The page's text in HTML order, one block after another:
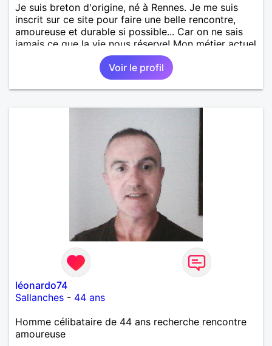
Je suis breton d'origine, né à Rennes. Je me suis
inscrit sur ce site pour faire une belle rencontre,
amoureuse et durable si possible... Car on ne sais
jamais ce que la vie nous réserve! Mon métier actuel
est électricien en tant que agent technique
territorial. J'ai enseigné en tant que professeur des
écoles mais j'ai voulu changer. J'aime la culture en
générale: le cinéma, la littérature, le dessin, l'Art, un
Mais je ne vais pas tout dire, à vous de me
contacter pour faire plus ample connaissance!...
Voir le profil
léonardo74
Sallanches - 44 ans
Homme célibataire de 44 ans recherche rencontre
amoureuse